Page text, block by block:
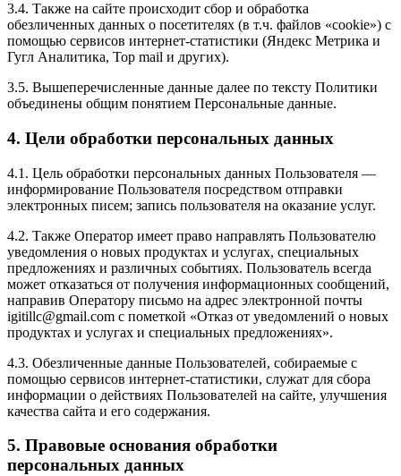
3.4. Также на сайте происходит сбор и обработка
обезличенных данных о посетителях (в т.ч. файлов «cookie») с
помощью сервисов интернет-статистики (Яндекс Метрика и
Гугл Аналитика, Top mail и других).
3.5. Вышеперечисленные данные далее по тексту Политики
объединены общим понятием Персональные данные.
4. Цели обработки персональных данных
4.1. Цель обработки персональных данных Пользователя —
информирование Пользователя посредством отправки
электронных писем; запись пользователя на оказание услуг.
4.2. Также Оператор имеет право направлять Пользователю
уведомления о новых продуктах и услугах, специальных
предложениях и различных событиях. Пользователь всегда
может отказаться от получения информационных сообщений,
направив Оператору письмо на адрес электронной почты
igitillc@gmail.com с пометкой «Отказ от уведомлений о новых
продуктах и услугах и специальных предложениях».
4.3. Обезличенные данные Пользователей, собираемые с
помощью сервисов интернет-статистики, служат для сбора
информации о действиях Пользователей на сайте, улучшения
качества сайта и его содержания.
5. Правовые основания обработки
персональных данных